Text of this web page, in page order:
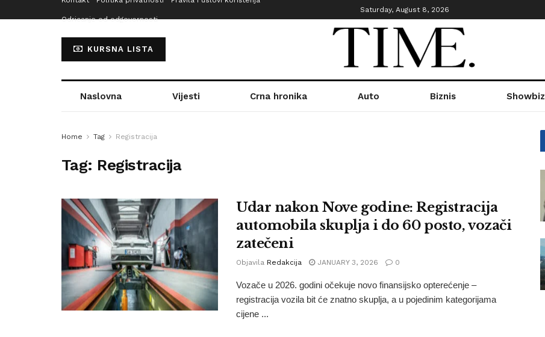
Odricanje od odgovornosti
Saturday, August 8, 2026
KURSNA LISTA
Naslovna Vijesti Crna hronika Auto Biznis Showbiz
Home Tag Registracija
Tag: Registracija
Udar nakon Nove godine: Registracija
automobila skuplja i do 60 posto, vozači
zatečeni
Objavila Redakcija JANUARY 3, 2026 0
Vozače u 2026. godini očekuje novo finansijsko opterećenje –
registracija vozila bit će znatno skuplja, a u pojedinim kategorijama
cijene ...